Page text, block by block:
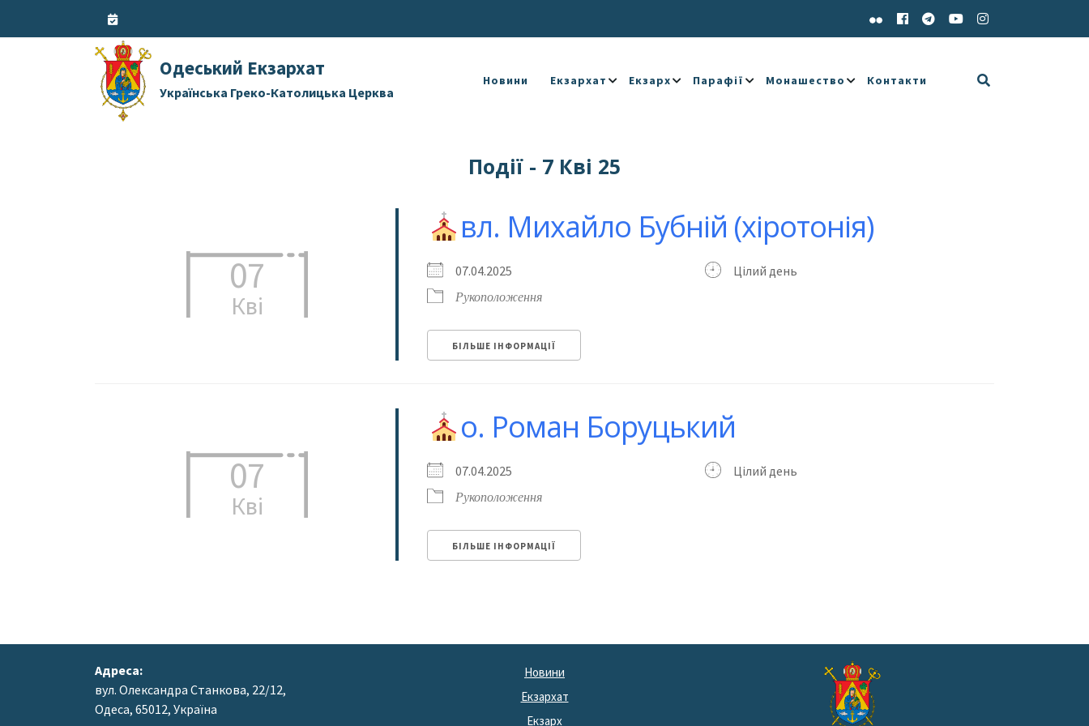
Одеський Екзархат
Українська Греко-Католицька Церква
Новини Екзархат Екзарх Парафії Монашество Контакти
Події - 7 Кві 25
07
Кві
вл. Михайло Бубній (хіротонія)
07.04.2025
Цілий день
Рукоположення
БІЛЬШЕ ІНФОРМАЦІЇ
07
Кві
о. Роман Боруцький
07.04.2025
Цілий день
Рукоположення
БІЛЬШЕ ІНФОРМАЦІЇ
Адреса:
вул. Олександра Станкова, 22/12,
Одеса, 65012, Україна
Новини
Екзархат
Екзарх